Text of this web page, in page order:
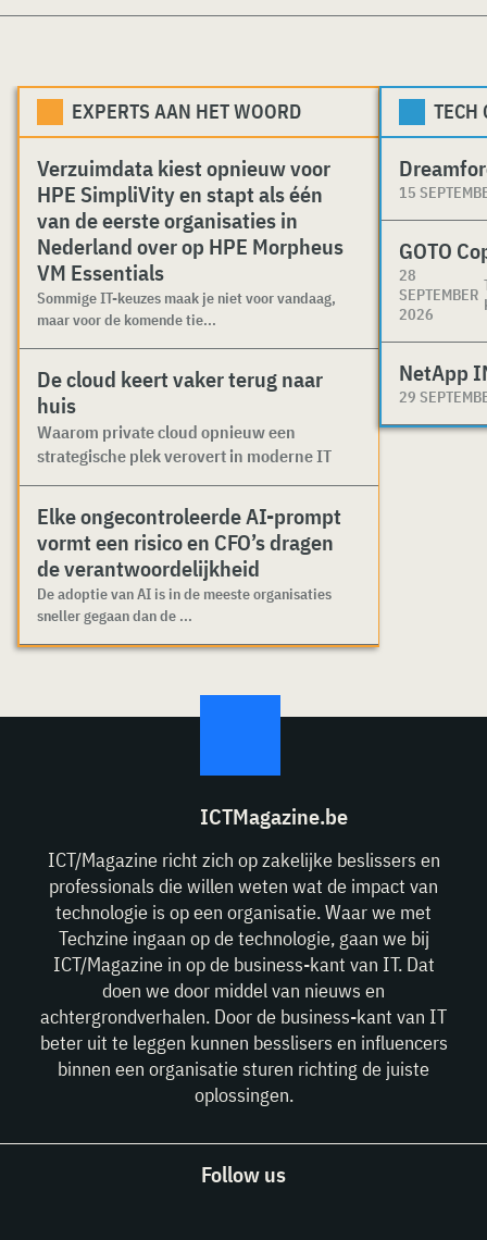
EXPERTS AAN HET WOORD
Verzuimdata kiest opnieuw voor
HPE SimpliVity en stapt als één
van de eerste organisaties in
Nederland over op HPE Morpheus
VM Essentials
Sommige IT-keuzes maak je niet voor vandaag,
maar voor de komende tie...
De cloud keert vaker terug naar
huis
Waarom private cloud opnieuw een
strategische plek verovert in moderne IT
Elke ongecontroleerde AI-prompt
vormt een risico en CFO’s dragen
de verantwoordelijkheid
De adoptie van AI is in de meeste organisaties
sneller gegaan dan de ...
TECH
15
GOTO
28
SEPTEMBER
2026
NetApp
29
ICTMagazine.be
ICT/Magazine richt zich op zakelijke beslissers en
professionals die willen weten wat de impact van
technologie is op een organisatie. Waar we met
Techzine ingaan op de technologie, gaan we bij
ICT/Magazine in op de business-kant van IT. Dat
doen we door middel van nieuws en
achtergrondverhalen. Door de business-kant van IT
beter uit te leggen kunnen besslisers en influencers
binnen een organisatie sturen richting de juiste
oplossingen.
Follow us